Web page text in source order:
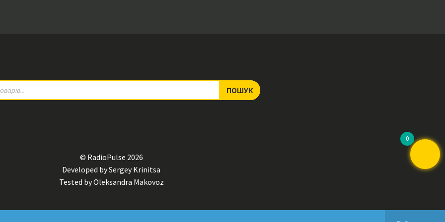
ПОШУК
© RadioPulse 2026
Developed by Sergey Krinitsa
Tested by Oleksandra Makovoz
0